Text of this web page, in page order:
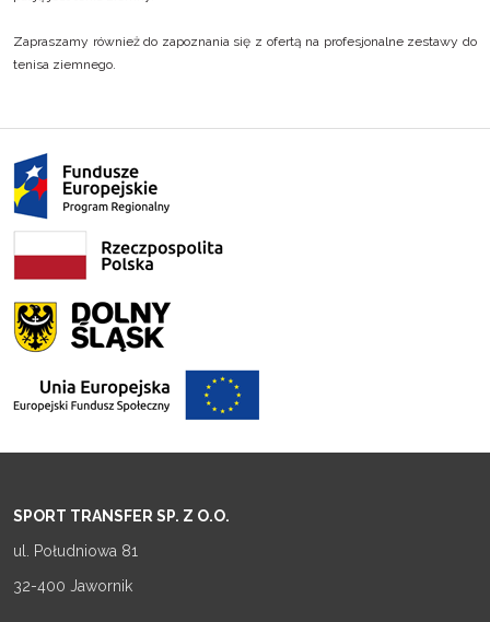
Zapraszamy również do zapoznania się z ofertą na profesjonalne zestawy do
tenisa ziemnego.
SPORT TRANSFER SP. Z O.O.
ul. Południowa 81
32-400 Jawornik